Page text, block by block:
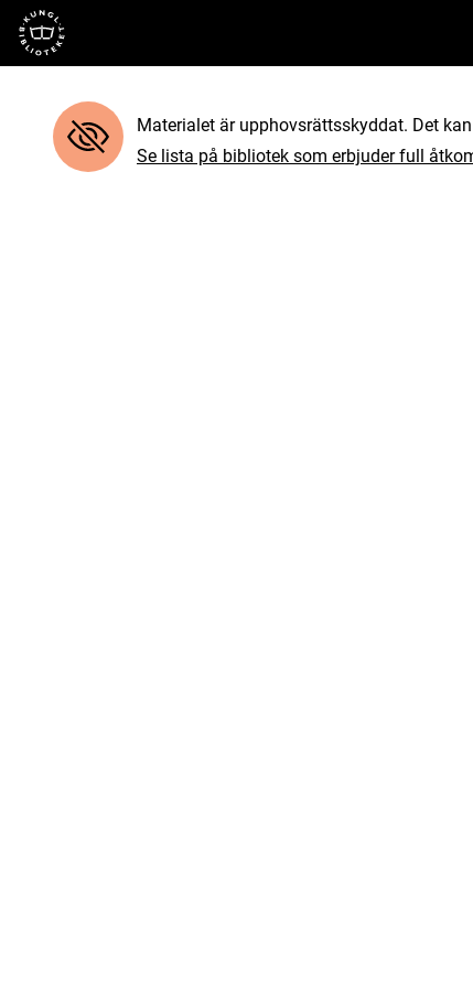
Till startsidan
Materialet är upphovsrättsskyddat. Det
Se lista på bibliotek som erbjuder full